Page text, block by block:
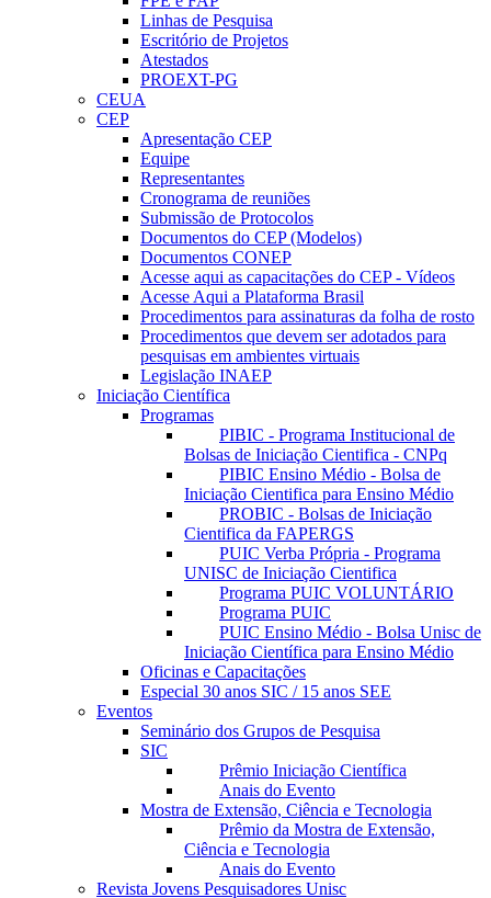
Linhas de Pesquisa
Escritório de Projetos
Atestados
PROEXT-PG
CEUA
CEP
Apresentação CEP
Equipe
Representantes
Cronograma de reuniões
Submissão de Protocolos
Documentos do CEP (Modelos)
Documentos CONEP
Acesse aqui as capacitações do CEP - Vídeos
Acesse Aqui a Plataforma Brasil
Procedimentos para assinaturas da folha de rosto
Procedimentos que devem ser adotados para
pesquisas em ambientes virtuais
Legislação INAEP
Iniciação Científica
Programas
PIBIC - Programa Institucional de
Bolsas de Iniciação Cientifica - CNPq
PIBIC Ensino Médio - Bolsa de
Iniciação Cientifica para Ensino Médio
PROBIC - Bolsas de Iniciação
Cientifica da FAPERGS
PUIC Verba Própria - Programa
UNISC de Iniciação Cientifica
Programa PUIC VOLUNTÁRIO
Programa PUIC
PUIC Ensino Médio - Bolsa Unisc de
Iniciação Científica para Ensino Médio
Oficinas e Capacitações
Especial 30 anos SIC / 15 anos SEE
Eventos
Seminário dos Grupos de Pesquisa
SIC
Prêmio Iniciação Científica
Anais do Evento
Mostra de Extensão, Ciência e Tecnologia
Prêmio da Mostra de Extensão,
Ciência e Tecnologia
Anais do Evento
Revista Jovens Pesquisadores Unisc